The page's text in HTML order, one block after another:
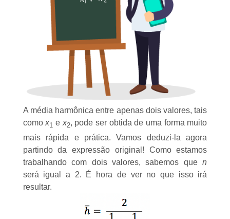
A média harmônica entre apenas dois valores, tais
comox1e x2, pode ser obtida de uma forma muito
mais rápida e prática. Vamos deduzi-la agora
partindo da expressão original! Como estamos
trabalhando com dois valores, sabemos quen
será igual a 2. É hora de ver no que isso irá
resultar.